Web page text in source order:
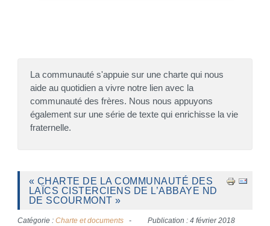
La communauté s'appuie sur une charte qui nous
aide au quotidien a vivre notre lien avec la
communauté des frères. Nous nous appuyons
également sur une série de texte qui enrichisse la vie
fraternelle.
« CHARTE DE LA COMMUNAUTÉ DES
LAÏCS CISTERCIENS DE L’ABBAYE ND
DE SCOURMONT »
Catégorie : Charte et documents Publication : 4 février 2018